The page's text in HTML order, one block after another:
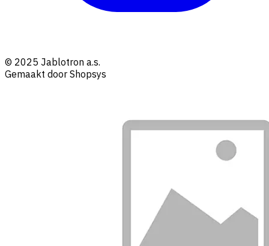
© 2025 Jablotron a.s.
Gemaakt door Shopsys